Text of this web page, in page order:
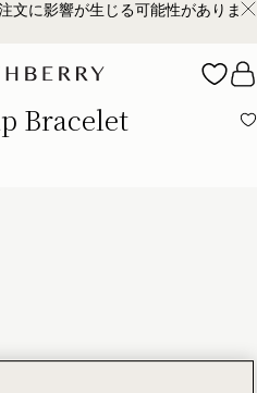
文に影響が生じる可能性がありま
Bracelet